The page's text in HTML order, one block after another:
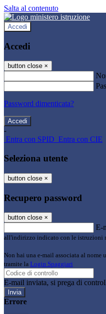
Salta al contenuto
Accedi
Accedi
button close ×
Password dimenticata?
-
Entra con SPID Entra con CIE
Seleziona utente
button close ×
Recupero password
button close ×
E-
all'indirizzo indicato con le istruzioni
Non hai una e-mail associata al nome
tramite la Login Spaggiari
E-mail inviata, si prega di
Errore